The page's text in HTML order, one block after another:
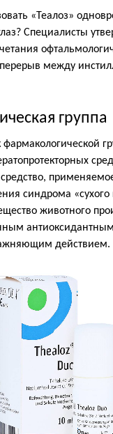
«Теалоз»
Специалисты
между
группа
фармакологической
синдрома «сухого
животного
действием.